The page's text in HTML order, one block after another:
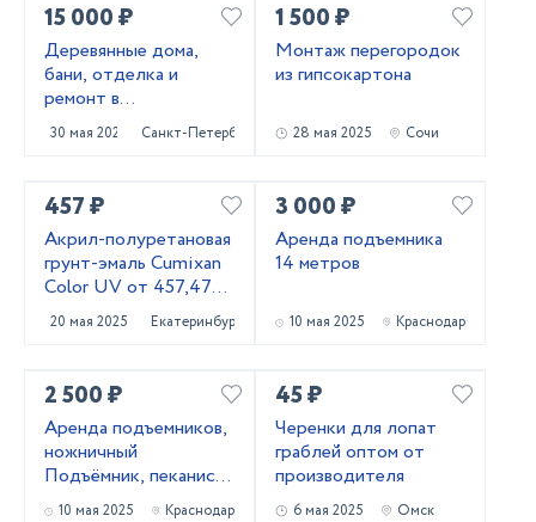
15 000 ₽
Деревянные дома,
бани, отделка и
ремонт в
Приозерском и
Выборгском районах
30 мая 2025 Санкт-Петербург
1 500 ₽
Монтаж перегородок
из гипсокартона
28 мая 2025 Сочи
457 ₽
Акрил-полуретановая
грунт-эмаль Cumixan
Color UV от 457,47
рублей
20 мая 2025 Екатеринбург
3 000 ₽
Аренда подъемника
14 метров
10 мая 2025 Краснодар
2 500 ₽
Аренда подъемников,
ножничный
Подъёмник, пеканиска
в аренду
10 мая 2025 Краснодар
45 ₽
Черенки для лопат
граблей оптом от
производителя
6 мая 2025 Омск